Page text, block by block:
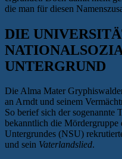
die man für diesen
DIE
UNTERGRUND
Die Alma Mater
an Arndt und seinem
So berief sich der sogenannte
bekanntlich die Mördergruppe
Untergrundes (NSU)
und sein Vaterlandslied.